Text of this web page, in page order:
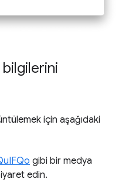
bilgilerini
için aşağıdaki
gibi bir medya
edin.